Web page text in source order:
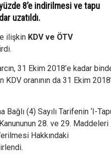
8’e indirilmesi ve tapu
uzatıldı.
ilişkin KDV ve ÖTV
31 Ekim 2018’e kadar
oranının da 31 Ekim
Bağlı (4) Sayılı Tarifenin ‘I-
28. ve 29. Maddeleri
Hakkındaki